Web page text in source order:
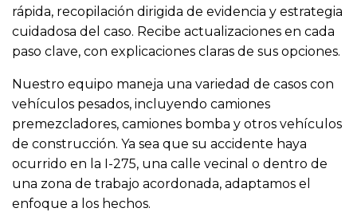
rápida, recopilación dirigida de evidencia y estrategia
cuidadosa del caso. Recibe actualizaciones en cada
paso clave, con explicaciones claras de sus opciones.
Nuestro equipo maneja una variedad de casos con
vehículos pesados, incluyendo camiones
premezcladores, camiones bomba y otros vehículos
de construcción. Ya sea que su accidente haya
ocurrido en la I-275, una calle vecinal o dentro de
una zona de trabajo acordonada, adaptamos el
enfoque a los hechos.